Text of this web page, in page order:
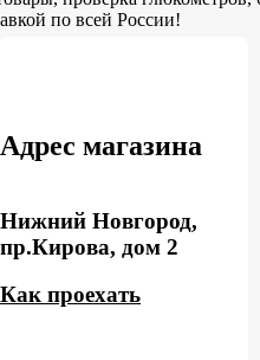
по всей России!
Адрес магазина
Нижний Новгород,
пр.Кирова, дом 2
Как проехать